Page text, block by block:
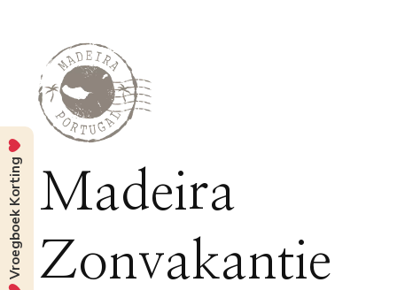
Madeira
Zonvakantie
Vroegboek Korting